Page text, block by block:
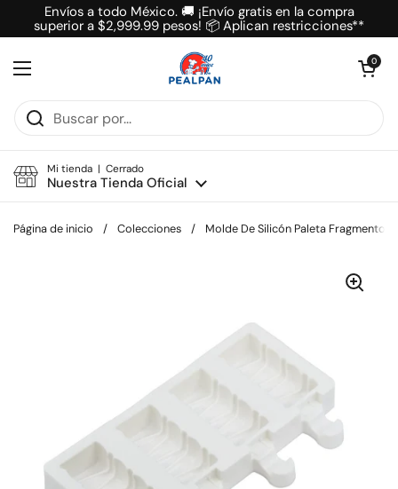
Ir al contenido
Envíos a todo México. 🚚 ¡Envío gratis en la compra
superior a $2,999.99 pesos! 📦 Aplican restricciones**
Abrir menú
Abrir carrito
0
Mi tienda | Cerrado
Nuestra Tienda Oficial
Página de inicio / Colecciones / Molde De Silicón Paleta Fragmentos